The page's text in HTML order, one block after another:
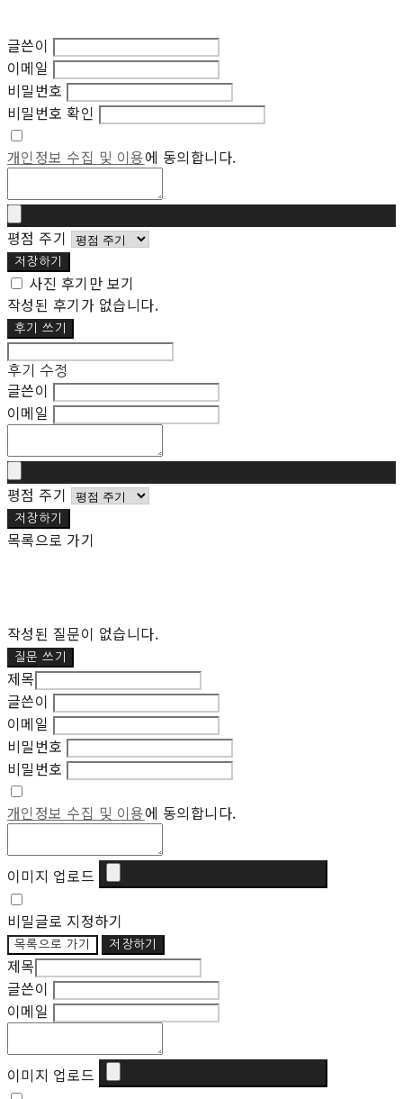
글쓴이
이메일
비밀번호
비밀번호 확인
개인정보 수집 및 이용에 동의합니다.
평점 주기
저장하기
사진 후기만 보기
작성된 후기가 없습니다.
후기 쓰기
후기 수정
글쓴이
이메일
평점 주기
저장하기
목록으로 가기
작성된 질문이 없습니다.
질문 쓰기
제목
글쓴이
이메일
비밀번호
비밀번호
개인정보 수집 및 이용에 동의합니다.
이미지 업로드
비밀글로 지정하기
목록으로 가기 저장하기
제목
글쓴이
이메일
이미지 업로드